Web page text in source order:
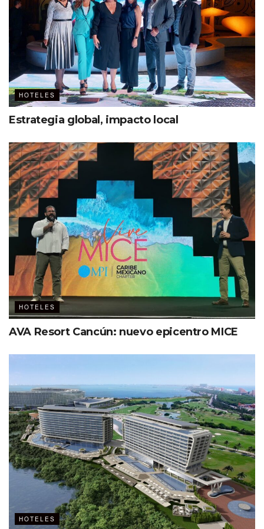
Hyatt Ziva Los Cabos cuenta con un equipo de wedding
planners, listos para hacer ese día inolvidable. También
dispone de un gazebo a la orilla de la playa, escenario
perfecto para decir ¡sí, acepto! al atardecer. Otros
espacios para celebrar el amor son:
Zona de la Laguna
Piscina de adultos
Playa de Zaffiro o Hacienda
Ver esta publicación en Instagram
Una publicación compartida por Hyatt Ziva Los Cabos (@hyattzivacabos)
Explosión de sabores
HOTELES
Estrategia global, impacto local
HOTELES
AVA Resort Cancún: nuevo epicentro MICE
HOTELES